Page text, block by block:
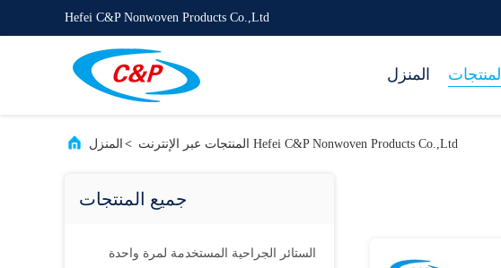
Hefei C&P Nonwoven Products Co.,Ltd
المنزل المنتجات
المنزل > Hefei C&P Nonwoven Products Co.,Ltd المنتجات عبر الإنترنت
جميع المنتجات
الستائر الجراحية المستخدمة لمرة واحدة